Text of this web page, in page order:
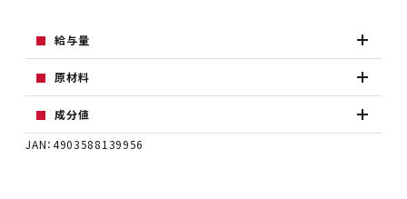
給与量
原材料
成分値
JAN：4903588139956